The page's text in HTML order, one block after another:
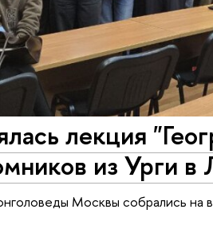
лекция
из Урги в
Москвы собрались